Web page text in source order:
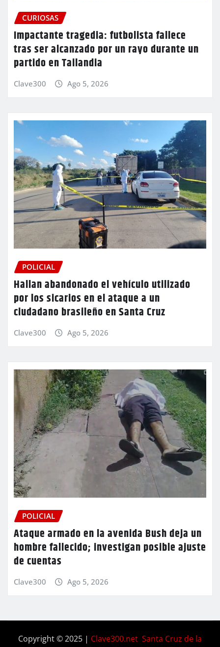
CURIOSAS
Impactante tragedia: futbolista fallece
tras ser alcanzado por un rayo durante un
partido en Tailandia
Clave300 Ago 5, 2026
POLICIAL
Hallan abandonado el vehículo utilizado
por los sicarios en el ataque a un
ciudadano brasileño en Santa Cruz
Clave300 Ago 5, 2026
POLICIAL
Ataque armado en la avenida Bush deja un
hombre fallecido; investigan posible ajuste
de cuentas
Clave300 Ago 5, 2026
Copyright © 2025 | Clave300.net Santa Cruz de la